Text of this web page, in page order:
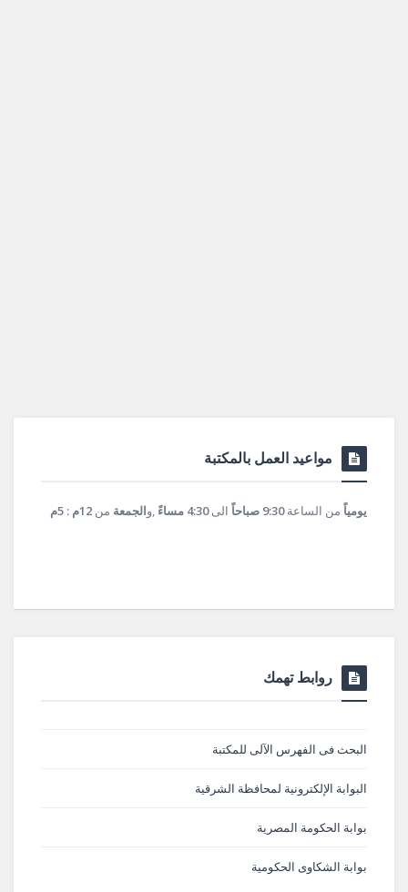
مواعيد العمل بالمكتبة
يومياً من الساعة9:30 صباحاً الى4:30 مساءً ,والجمعة من 12م : 5م
روابط تهمك
البحث فى الفهرس الآلى للمكتبة
البوابة الإلكترونية لمحافظة الشرقية
بوابة الحكومة المصرية
بوابة الشكاوى الحكومية